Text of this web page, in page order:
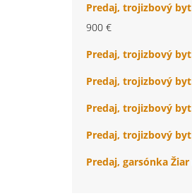
Predaj, trojizbový
900 €
Predaj, trojizbový byt
Predaj, trojizbový byt
Predaj, trojizbový byt
Predaj, trojizbový byt
Predaj, garsónka